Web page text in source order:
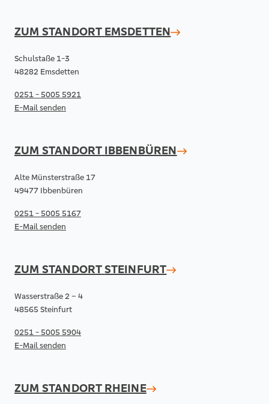
ZUM STANDORT EMSDETTEN
Schulstaße 1-3
48282 Emsdetten
0251 - 5005 5921
E-Mail senden
ZUM STANDORT IBBENBÜREN
Alte Münsterstraße 17
49477 Ibbenbüren
0251 - 5005 5167
E-Mail senden
ZUM STANDORTSTEINFURT
Wasserstraße 2 – 4
48565 Steinfurt
0251 - 5005 5904
E-Mail senden
ZUM STANDORT RHEINE